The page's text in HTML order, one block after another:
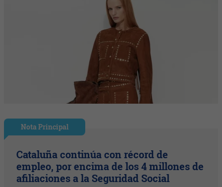
Nota Principal
Cataluña continúa con récord de
empleo, por encima de los 4 millones de
afiliaciones a la Seguridad Social